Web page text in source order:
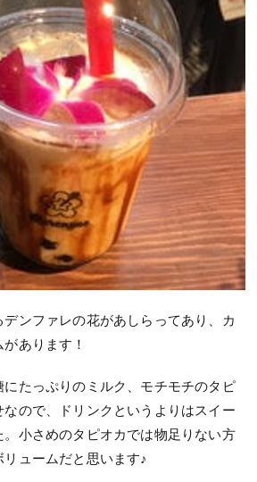
ンファレの花があしらってあり、カ
あります！
にたっぷりのミルク、モチモチのタピ
ので、ドリンクというよりはスイー
小さめのタピオカでは物足りない方
ュームだと思います♪